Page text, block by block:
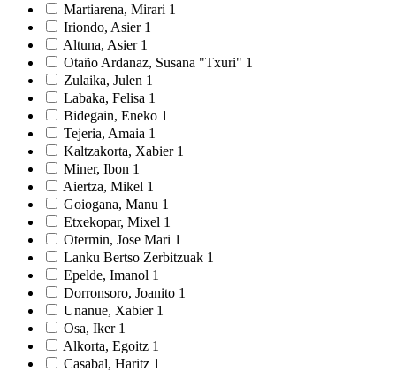
Martiarena, Mirari 1
Iriondo, Asier 1
Altuna, Asier 1
Otaño Ardanaz, Susana "Txuri" 1
Zulaika, Julen 1
Labaka, Felisa 1
Bidegain, Eneko 1
Tejeria, Amaia 1
Kaltzakorta, Xabier 1
Miner, Ibon 1
Aiertza, Mikel 1
Goiogana, Manu 1
Etxekopar, Mixel 1
Otermin, Jose Mari 1
Lanku Bertso Zerbitzuak 1
Epelde, Imanol 1
Dorronsoro, Joanito 1
Unanue, Xabier 1
Osa, Iker 1
Alkorta, Egoitz 1
Casabal, Haritz 1